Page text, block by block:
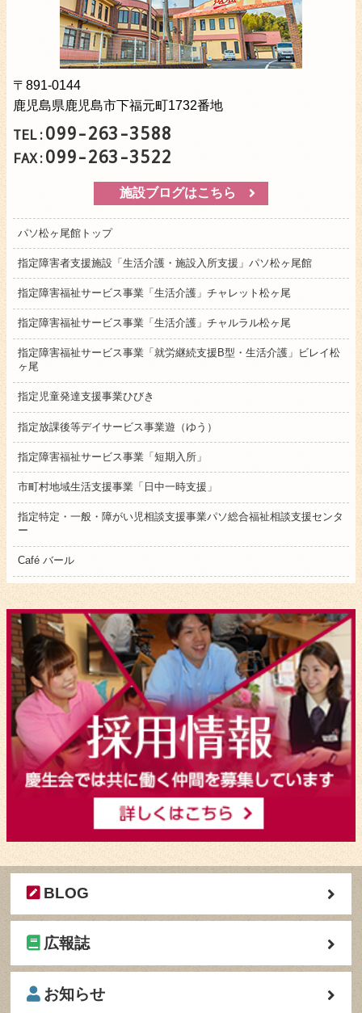
〒891-0144
鹿児島県鹿児島市下福元町1732番地
TEL:099-263-3588
FAX:099-263-3522
施設ブログはこちら
パソ松ヶ尾館トップ
指定障害者支援施設「生活介護・施設入所支援」パソ松ヶ尾館
指定障害福祉サービス事業「生活介護」チャレット松ヶ尾
指定障害福祉サービス事業「生活介護」チャルラル松ヶ尾
指定障害福祉サービス事業「就労継続支援B型・生活介護」ビレイ松
ヶ尾
指定児童発達支援事業ひびき
指定放課後等デイサービス事業遊（ゆう）
指定障害福祉サービス事業「短期入所」
市町村地域生活支援事業「日中一時支援」
指定特定・一般・障がい児相談支援事業パソ総合福祉相談支援センタ
ー
Café バール
BLOG
広報誌
お知らせ